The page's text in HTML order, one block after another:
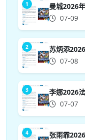
1
07-09
2
07-08
3
07-07
4